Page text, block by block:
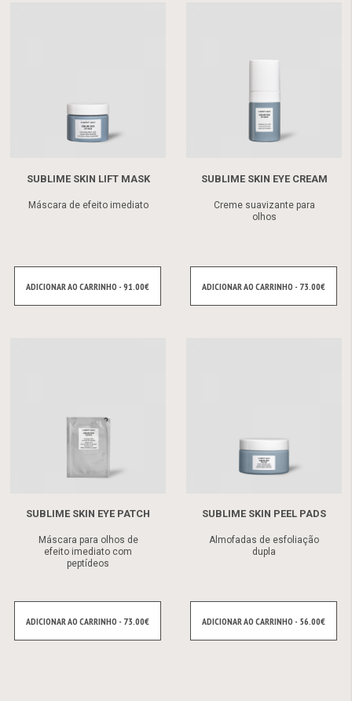
SUBLIME SKIN LIFT MASK
Máscara de efeito imediato
ADICIONAR AO CARRINHO - 91.00€
SUBLIME SKIN EYE CREAM
Creme suavizante para
olhos
ADICIONAR AO CARRINHO - 73.00€
SUBLIME SKIN EYE PATCH
Máscara para olhos de
efeito imediato com
peptídeos
ADICIONAR AO CARRINHO - 73.00€
SUBLIME SKIN PEEL PADS
Almofadas de esfoliação
dupla
ADICIONAR AO CARRINHO - 56.00€